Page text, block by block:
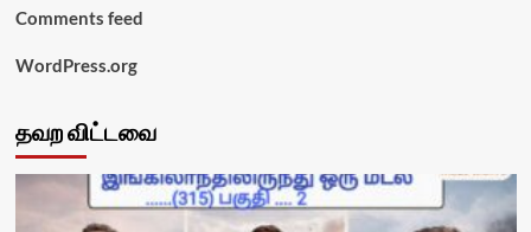
Comments feed
WordPress.org
தவற விட்டவை